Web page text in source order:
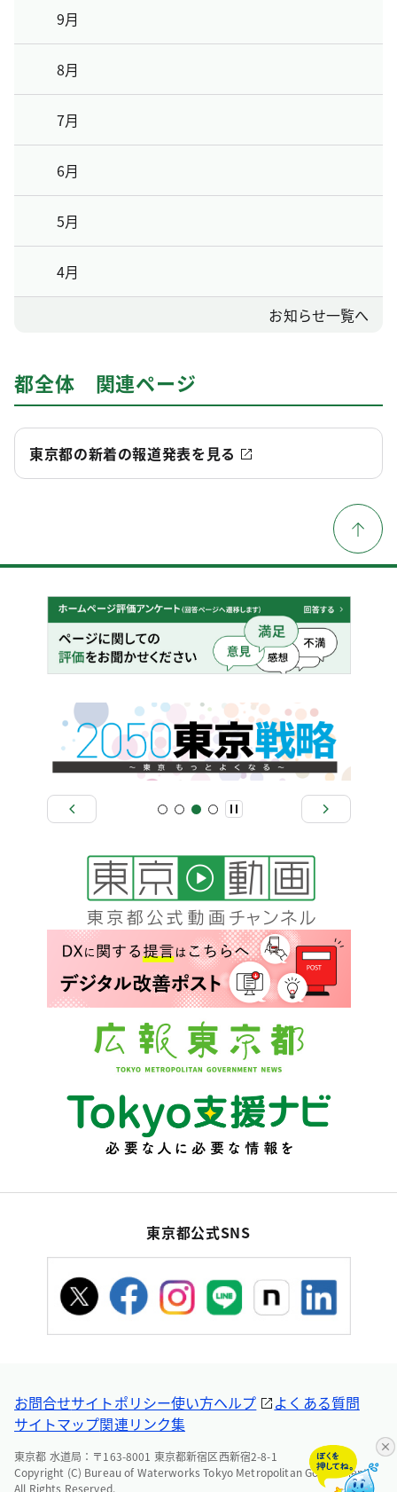
9月
8月
7月
6月
5月
4月
お知らせ一覧へ
都全体 関連ページ
東京都の新着の報道発表を見る
東京都公式SNS
お問合せサイトポリシー使い方ヘルプ
よくある質問
サイトマップ関連リンク集
東京都 水道局：〒163-8001 東京都新宿区西新宿2-8-1
Copyright (C) Bureau of Waterworks Tokyo Metropolitan Government.
All Rights Reserved.